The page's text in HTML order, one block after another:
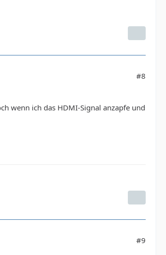
#8
wenn ich das HDMI-Signal anzapfe und
#9